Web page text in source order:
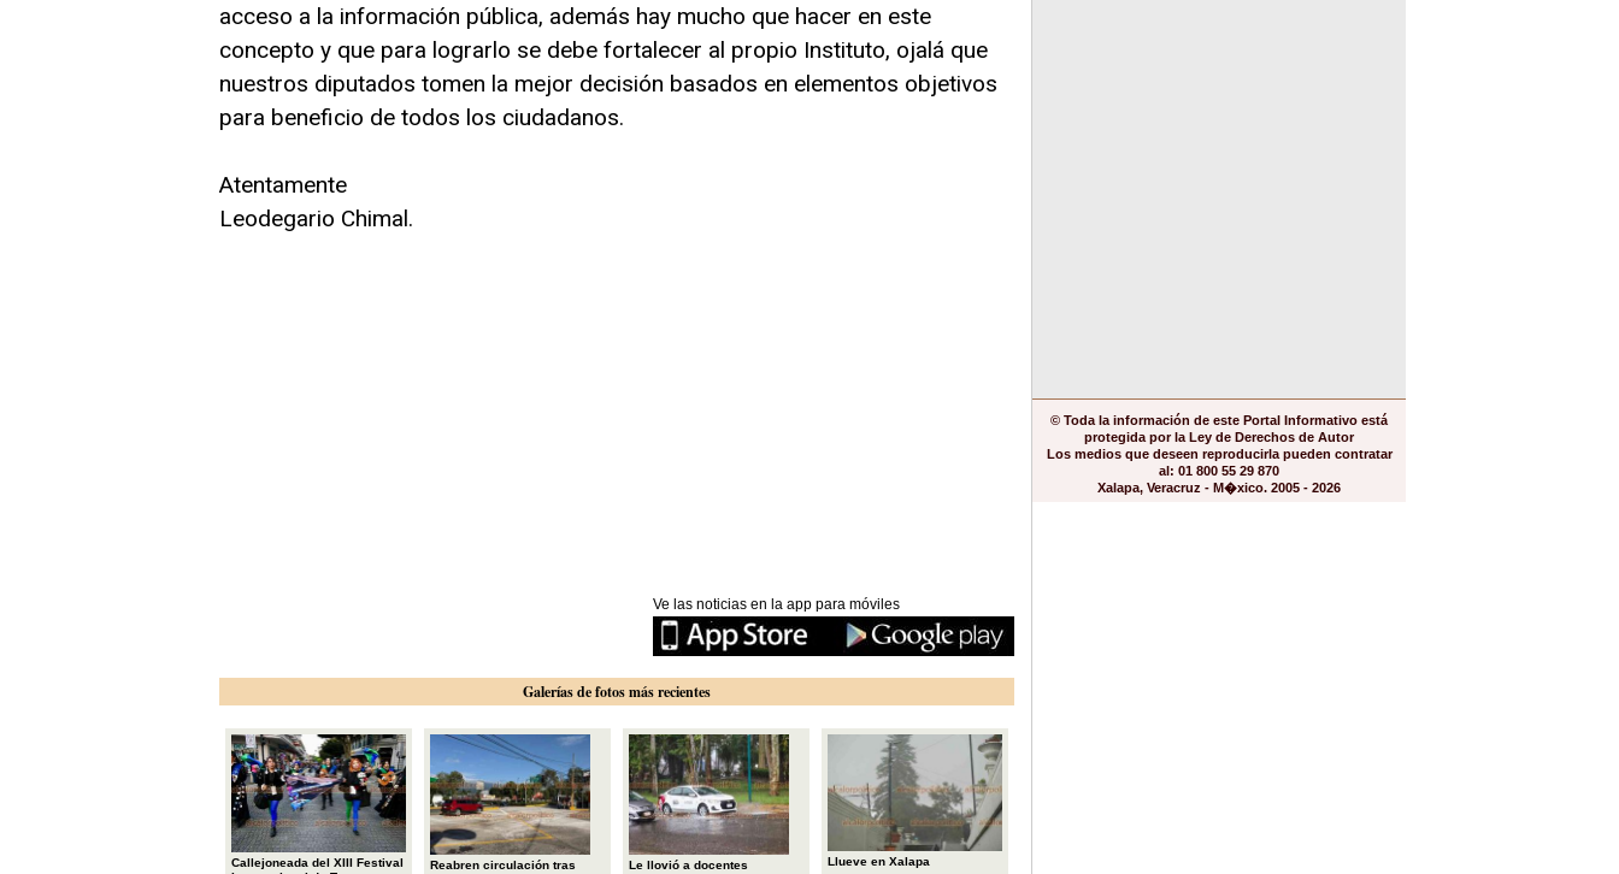
acceso a la información pública, además hay mucho que hacer en este
concepto y que para lograrlo se debe fortalecer al propio Instituto, ojalá que
nuestros diputados tomen la mejor decisión basados en elementos objetivos
para beneficio de todos los ciudadanos.
Atentamente
Leodegario Chimal.
Ve las noticias en la app para móviles
Galerías de fotos más recientes
Callejoneada del XIII Festival
Reabren circulación tras
Le llovió a docentes Llueve en Xalapa
© Toda la información de este Portal Informativo está
protegida por la Ley de Derechos de Autor
Los medios que deseen reproducirla pueden contratar
al: 01 800 55 29 870
Xalapa, Veracruz - M�xico. 2005 - 2026